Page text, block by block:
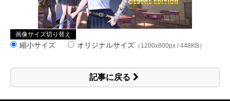
画像サイズ切り替え
縮小サイズ オリジナルサイズ （1200x800px / 448KB）
記事に戻る